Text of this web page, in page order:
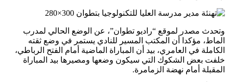
وتحدث مصدر لموقع “راديو تطوان”، عن الوضع الحالي لمدرب
الماط، مؤكدا أن المكتب المسير للنادي يستمر في وضع ثقته
الكاملة في العامري، بيد أن المباراة الماضية أمام الفتح الرباطي،
خلفت بعض الشكوك التي سيكون وضعها ومصيرها بيد المباراة
المقبلة أمام نهضة الزمامرة.